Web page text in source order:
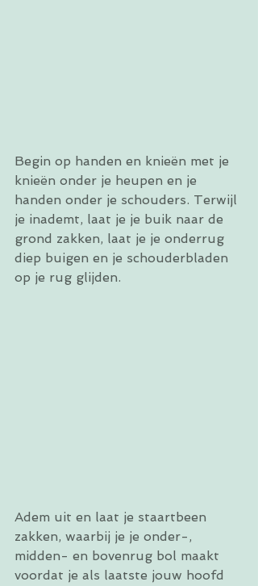
Begin op handen en knieën met je
knieën onder je heupen en je
handen onder je schouders. Terwijl
je inademt, laat je je buik naar de
grond zakken, laat je je onderrug
diep buigen en je schouderbladen
op je rug glijden.
Adem uit en laat je staartbeen
zakken, waarbij je je onder-,
midden- en bovenrug bol maakt
voordat je als laatste jouw hoofd